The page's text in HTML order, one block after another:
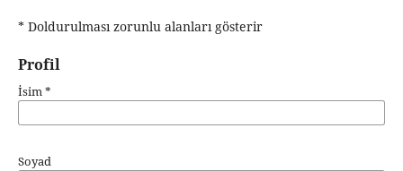
* Doldurulması zorunlu alanları gösterir
Profil
İsim*
Soyad